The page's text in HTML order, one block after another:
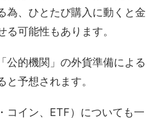
為、ひとたび購入に動くと金
可能性もあります。
公的機関」の外貨準備による
予想されます。
コイン、ETF）についても一